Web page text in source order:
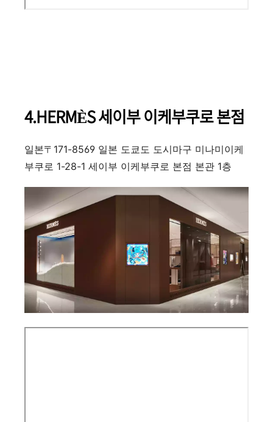
4.HERMÈS 세이부 이케부쿠로 본점
일본〒171-8569 일본 도쿄도 도시마구 미나미이케
부쿠로 1-28-1 세이부 이케부쿠로 본점 본관 1층